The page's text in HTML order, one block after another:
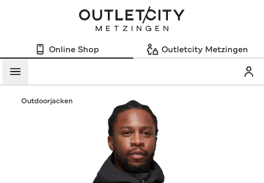
Online Shop Outletcity Metzingen
Menü
Outdoorjacken